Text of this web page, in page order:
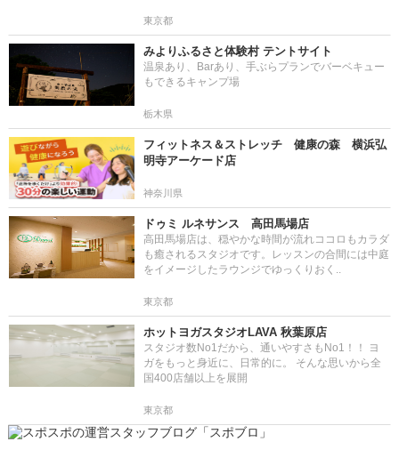
東京都
みよりふるさと体験村 テントサイト
温泉あり、Barあり、手ぶらプランでバーベキュー
もできるキャンプ場
栃木県
フィットネス＆ストレッチ 健康の森 横浜弘
明寺アーケード店
神奈川県
ドゥミ ルネサンス 高田馬場店
高田馬場店は、穏やかな時間が流れココロもカラダ
も癒されるスタジオです。レッスンの合間には中庭
をイメージしたラウンジでゆっくりおく..
東京都
ホットヨガスタジオLAVA 秋葉原店
スタジオ数No1だから、通いやすさもNo1！！ ヨ
ガをもっと身近に、日常的に。 そんな思いから全
国400店舗以上を展開
東京都